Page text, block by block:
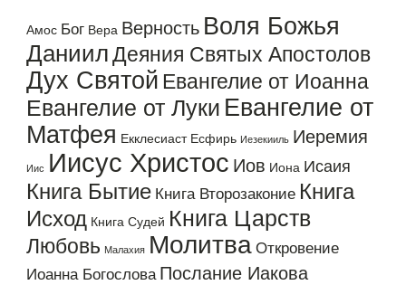
Амос Бог Вера Верность Воля Божья
ДаниилДеяния Святых Апостолов
Дух Святой Евангелие от Иоанна
Евангелие от Луки Евангелие от
Матфея Екклесиаст Есфирь Иезекииль Иеремия
Иис Иисус Христос Иов Иона Исаия
Книга Бытие Книга Второзаконие Книга
Исход Книга Судей Книга Царств
Любовь Малахия Молитва Откровение
Иоанна Богослова Послание Иакова